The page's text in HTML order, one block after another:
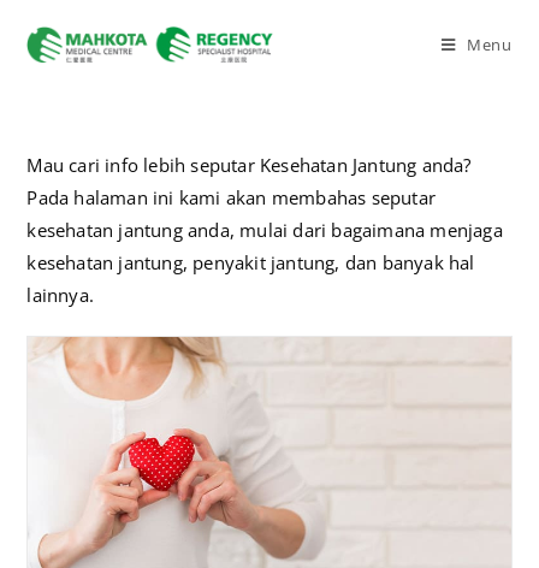
Menu
Mau cari info lebih seputar Kesehatan Jantung anda?
Pada halaman ini kami akan membahas seputar
kesehatan jantung anda, mulai dari bagaimana menjaga
kesehatan jantung, penyakit jantung, dan banyak hal
lainnya.